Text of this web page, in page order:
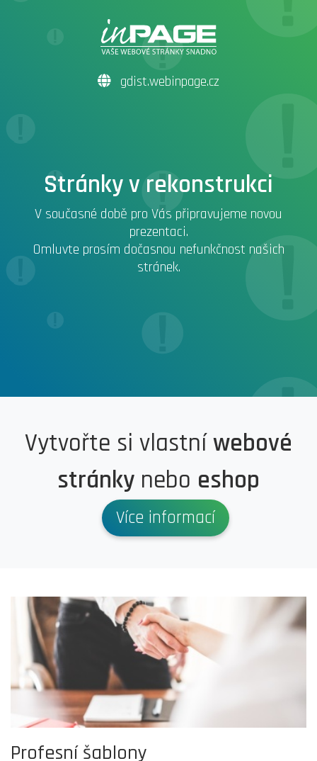
gdist.webinpage.cz
Stránky v rekonstrukci
V současné době pro Vás připravujeme novou
prezentaci.
Omluvte prosím dočasnou nefunkčnost našich
stránek.
Vytvořte si vlastníwebové
stránky nebo eshop
Více informací
Profesní šablony